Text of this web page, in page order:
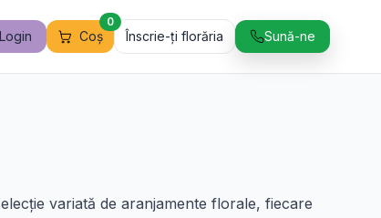
Login Coș
0
Înscrie-ți florăria Sună-ne
variată de aranjamente florale, fiecare